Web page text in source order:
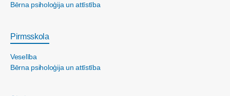
Bērna psiholoģija un attīstība
Pirmsskola
Veselība
Bērna psiholoģija un attīstība